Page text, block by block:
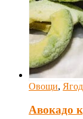
Овощи,
Авокадо